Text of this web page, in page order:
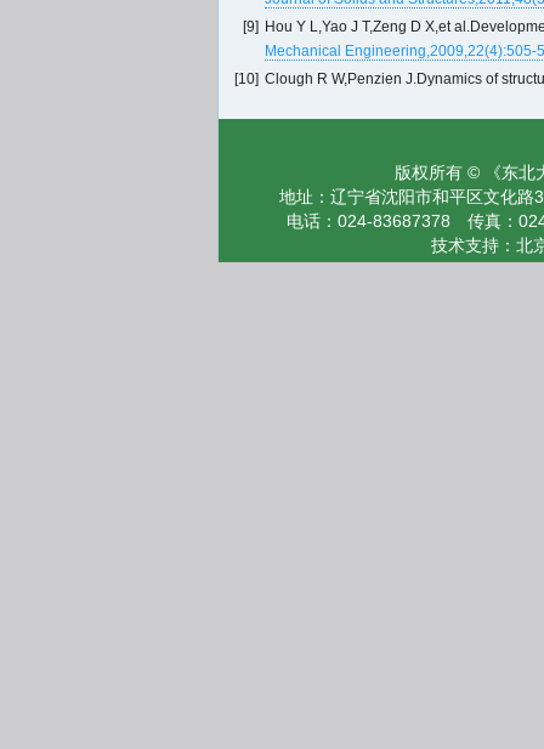
[9] Hou Y L,Yao J T,Zeng D X,et
Mechanical Engineering,2009,22(4):505-
[10] Clough R W,Penzien J.Dynamics of